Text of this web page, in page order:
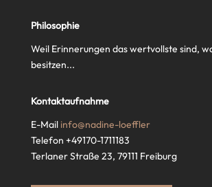
Philosophie
Weil Erinnerungen das wertvollste sind,
besitzen...
Kontaktaufnahme
E-Mail info@nadine-loeffler
Telefon +49170-1711183
Terlaner Straße 23, 79111 Freiburg